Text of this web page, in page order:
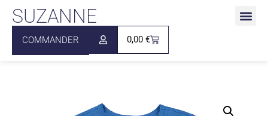
SUZANNE
COMMANDER 0,00 €